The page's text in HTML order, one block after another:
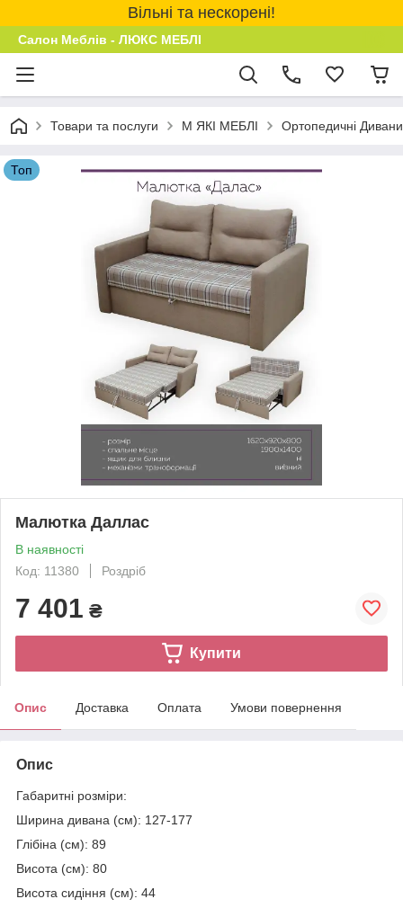
Вільні та нескорені!
Салон Меблів - ЛЮКС МЕБЛІ
Товари та послуги М ЯКІ МЕБЛІ Ортопедичні
Топ
Малютка Даллас
В наявності
Код: 11380
Роздріб
7 401 ₴
Купити
Опис Доставка Оплата Умови повернення
Опис
Габаритні розміри:
Ширина дивана (см): 127-177
Глібіна (см): 89
Висота (см): 80
Висота сидіння (см): 44